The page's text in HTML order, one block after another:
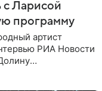
с Ларисой
программу
артист
РИА Новости